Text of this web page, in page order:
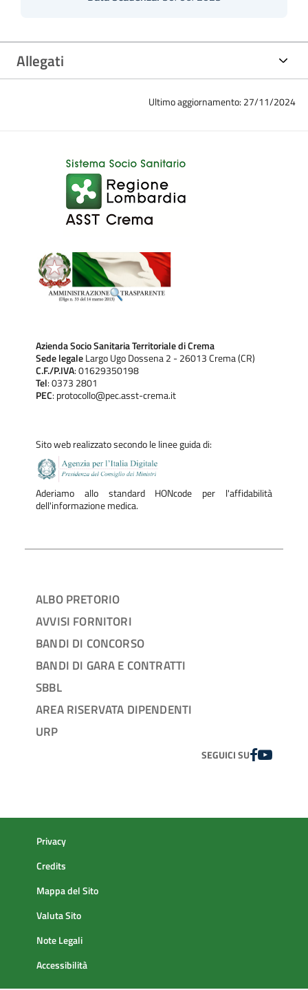
Allegati
Ultimo aggiornamento: 27/11/2024
Azienda Socio Sanitaria Territoriale di Crema
Sede legaleLargo Ugo Dossena 2 - 26013 Crema (CR)
C.F./P.IVA: 01629350198
Tel: 0373 2801
PEC: protocollo@pec.asst-crema.it
Sito web realizzato secondo le linee guida di:
Aderiamo allo standard HONcode per l'affidabilità
dell'informazione medica.
ALBO PRETORIO
AVVISI FORNITORI
BANDI DI CONCORSO
BANDI DI GARA E CONTRATTI
SBBL
AREA RISERVATA DIPENDENTI
URP
SEGUICI SUFACEBOOK
YOUTUBE
Privacy
Credits
Mappa del Sito
Valuta Sito
Note Legali
Accessibilità